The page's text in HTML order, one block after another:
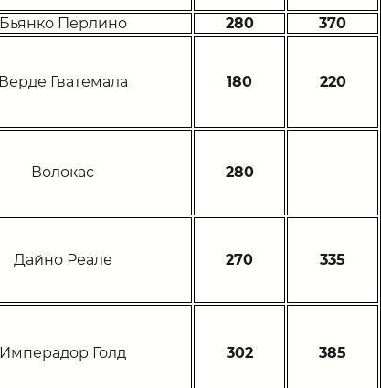
Бьянко Перлино 280 370
Верде Гватемала 180 220
Волокас 280
Дайно Реале 270 335
Имперадор Голд 302 385